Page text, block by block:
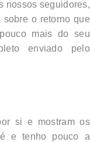
nossos seguidores,
o retorno que
mais do seu
enviado pelo
si e mostram os
e tenho pouco a